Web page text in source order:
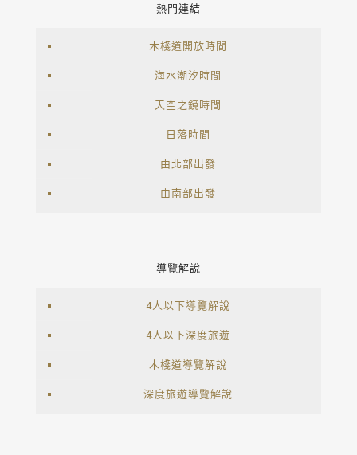
熱門連結
木棧道開放時間
海水潮汐時間
天空之鏡時間
日落時間
由北部出發
由南部出發
導覽解說
4人以下導覽解說
4人以下深度旅遊
木棧道導覽解說
深度旅遊導覽解說